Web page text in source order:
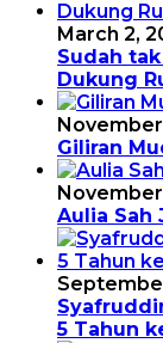
March 2,
Sudah
Dukung
Giliran
Aulia Sah
5 Tahun